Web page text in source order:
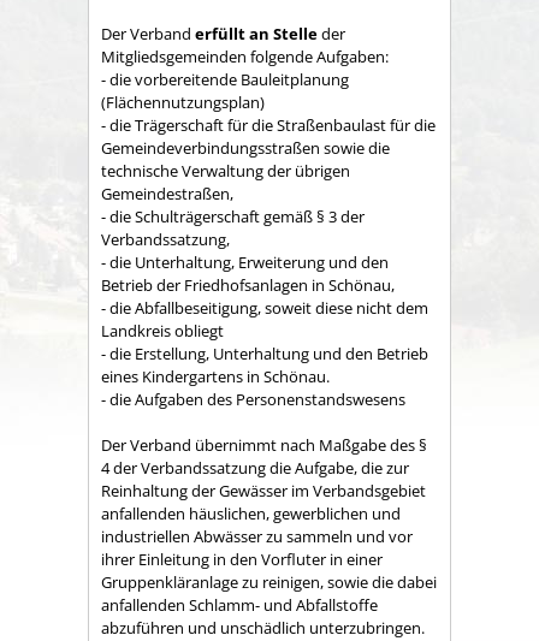
Der Verband erfüllt an Stelleder
Mitgliedsgemeinden folgende Aufgaben:
- die vorbereitende Bauleitplanung
(Flächennutzungsplan)
- die Trägerschaft für die Straßenbaulast für die
Gemeindeverbindungsstraßen sowie die
technische Verwaltung der übrigen
Gemeindestraßen,
- die Schulträgerschaft gemäß § 3 der
Verbandssatzung,
- die Unterhaltung, Erweiterung und den
Betrieb der Friedhofsanlagen in Schönau,
- die Abfallbeseitigung, soweit diese nicht dem
Land­kreis obliegt
- die Erstellung, Unterhaltung und den Betrieb
eines Kindergartens in Schönau.
- die Aufgaben des Personenstandswesens
Der Verband übernimmt nach Maßgabe des §
4 der Verbandssatzung die Aufgabe, die zur
Reinhaltung der Gewässer im Verbandsgebiet
anfallenden häuslichen, gewerblichen und
industriellen Abwässer zu sammeln und vor
ihrer Einleitung in den Vorfluter in einer
Gruppenkläranlage zu reinigen, sowie die dabei
anfallenden Schlamm- und Abfallstoffe
abzuführen und unschädlich unterzubringen.